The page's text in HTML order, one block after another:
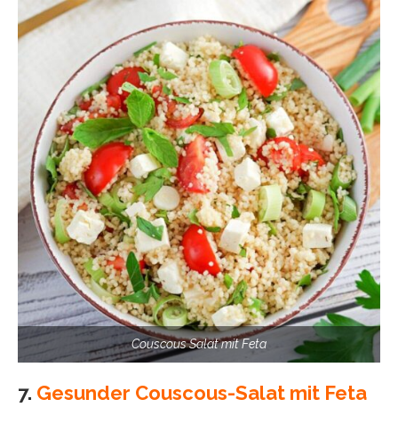
Couscous Salat mit Feta
7. Gesunder Couscous-Salat mit Feta